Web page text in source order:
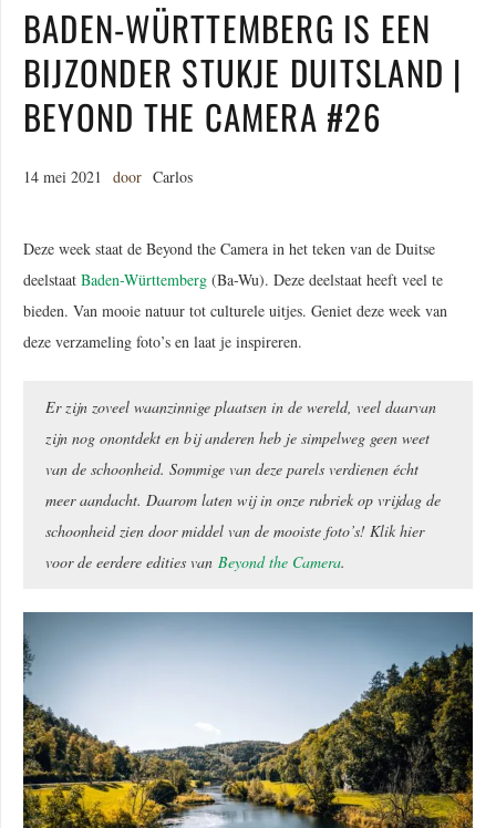
BADEN-WÜRTTEMBERG IS EEN
BIJZONDER STUKJE DUITSLAND |
BEYOND THE CAMERA #26
14 mei 2021 door Carlos
Deze week staat de Beyond the Camera in het teken van de Duitse
deelstaat Baden-Württemberg (Ba-Wu). Deze deelstaat heeft veel te
bieden. Van mooie natuur tot culturele uitjes. Geniet deze week van
deze verzameling foto’s en laat je inspireren.
Er zijn zoveel waanzinnige plaatsen in de wereld, veel daarvan
zijn nog onontdekt en bij anderen heb je simpelweg geen weet
van de schoonheid. Sommige van deze parels verdienen écht
meer aandacht. Daarom laten wij in onze rubriek op vrijdag de
schoonheid zien door middel van de mooiste foto’s! Klik hier
voor de eerdere edities van Beyond the Camera.